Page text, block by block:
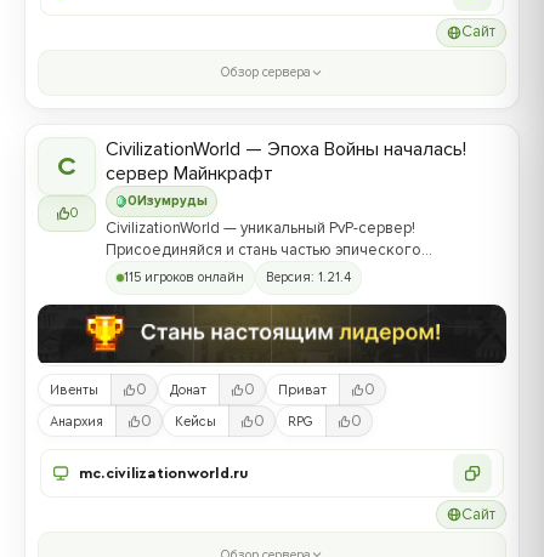
Сайт
Обзор сервера
C
0
0 Изумруды
CivilizationWorld — Эпоха Войны началась!
сервер Майнкрафт
CivilizationWorld — уникальный PvP-сервер!
Присоединяйся и стань частью эпического
противостояния между Альвами и Йотунами!
115 игроков онлайн Версия: 1.21.4
Ивенты 0 Донат 0 Приват 0
Анархия 0 Кейсы 0 RPG 0
mc.civilizationworld.ru
Сайт